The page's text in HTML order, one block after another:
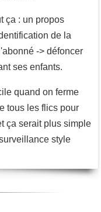
ça : un propos
de la
-> défoncer
ses enfants.
quand on ferme
tous les flics pour
ça serait plus simple
style